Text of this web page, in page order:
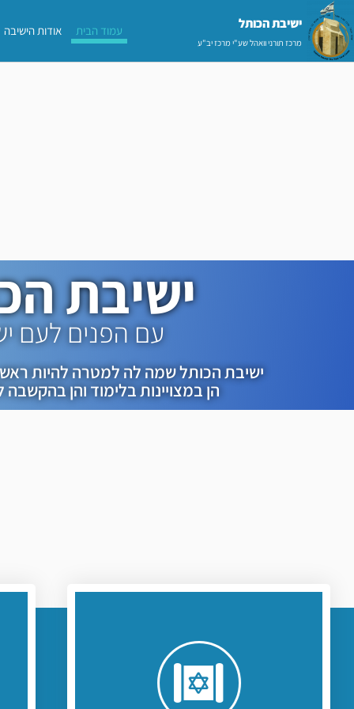
דילוג
לתוכן
ישיבת הכותל​
מרכז תורני וואהל שע"י מרכז יב"ע
עמוד הבית אודות הישיבה
ישיבת
עם הפנים לעם
ישיבת הכותל שמה לה למטרה להיות
הן במצויינות בלימוד והן
השנים.
לחץ כאן